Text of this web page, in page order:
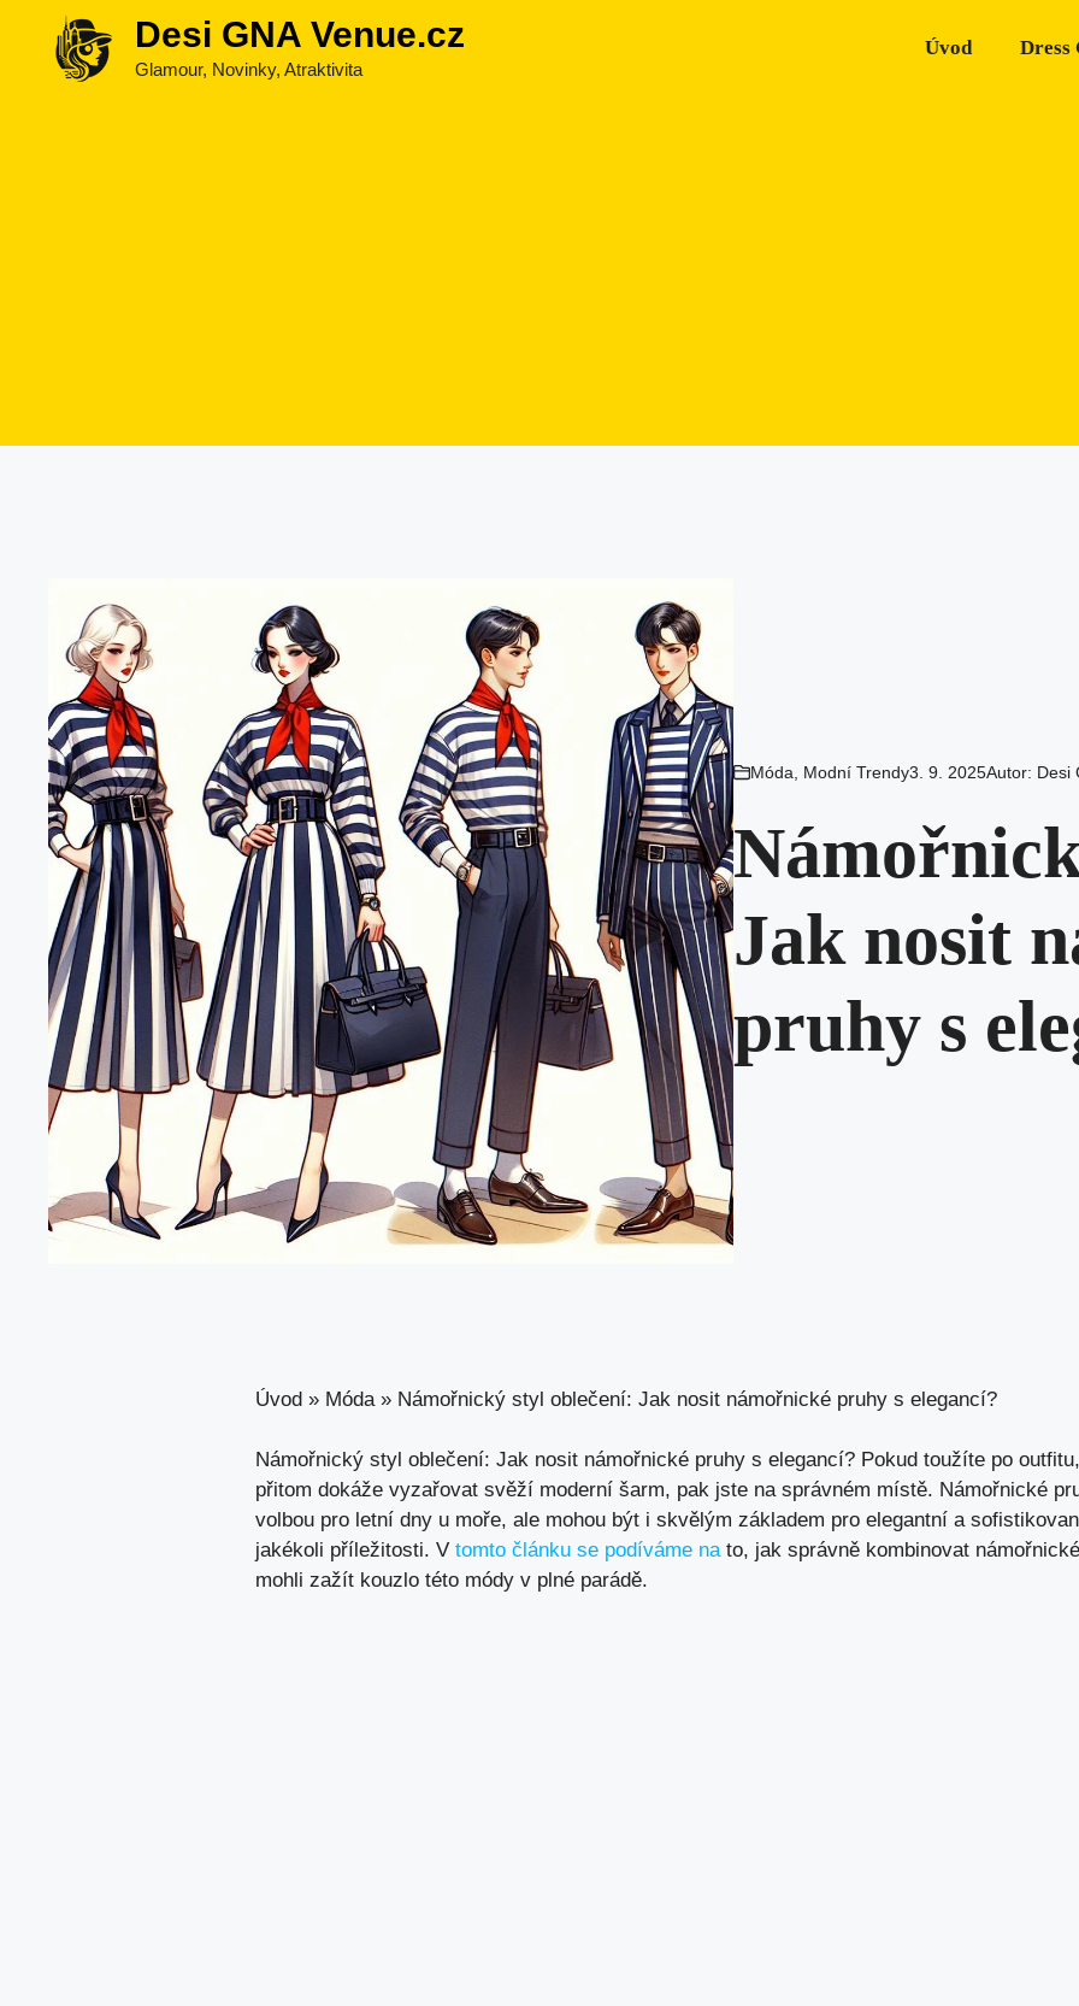
Přeskočit
Desi GNA Venue.cz
Glamour, Novinky, Atraktivita
Úvod Dress
Móda Modní Trendy3. 9. 2025Autor: Desi
Jak nosit
pruhy s
Úvod » Móda » Námořnický styl oblečení: Jak nosit námořnické pruhy s elegancí?
Námořnický styl oblečení: Jak nosit námořnické pruhy s elegancí? Pokud toužíte po
přitom dokáže vyzařovat svěží moderní šarm, pak jste na správném místě. Námořnické
volbou pro letní dny u moře, ale mohou být i skvělým základem pro elegantní a
jakékoli příležitosti. V tomto článku se podíváme nato, jak správně kombinovat
mohli zažít kouzlo této módy v plné parádě.